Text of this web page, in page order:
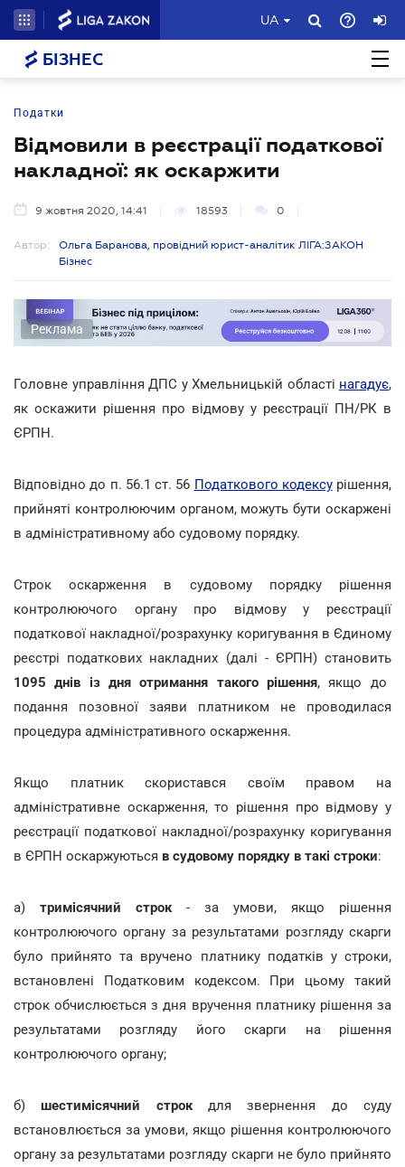
UA
БІЗНЕС
Податки
Відмовили в реєстрації податкової
накладної: як оскаржити
9 жовтня 2020, 14:41 18593 0
Автор:
Ольга Баранова, провідний юрист-аналітик ЛІГА:ЗАКОН
Бізнес
Реклама
Головне управління ДПС у Хмельницькій області нагадує,
як оскажити рішення про відмову у реєстрації ПН/РК в
ЄРПН.
Відповідно до п. 56.1 ст. 56 Податкового кодексурішення,
прийняті контролюючим органом, можуть бути оскаржені
в адміністративному або судовому порядку.
Строк оскарження в судовому порядку рішення
контролюючого органу про відмову у реєстрації
податкової накладної/розрахунку коригування в Єдиному
реєстрі податкових накладних (далі - ЄРПН) становить
1095 днів із дня отримання такого рішення, якщо до
подання позовної заяви платником не проводилася
процедура адміністративного оскарження.
Якщо платник скористався своїм правом на
адміністративне оскарження, то рішення про відмову у
реєстрації податкової накладної/розрахунку коригування
в ЄРПН оскаржуються в судовому порядку в такі строки:
а) тримісячний строк- за умови, якщо рішення
контролюючого органу за результатами розгляду скарги
було прийнято та вручено платнику податків у строки,
встановлені Податковим кодексом. При цьому такий
строк обчислюється з дня вручення платнику рішення за
результатами розгляду його скарги на рішення
контролюючого органу;
б)шестимісячний строкдля звернення до суду
встановлюється за умови, якщо рішення контролюючого
органу за результатами розгляду скарги не було прийнято